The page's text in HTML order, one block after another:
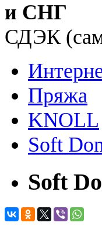
и СНГ
СДЭК
Пряжа
KNOLL
Soft
Soft